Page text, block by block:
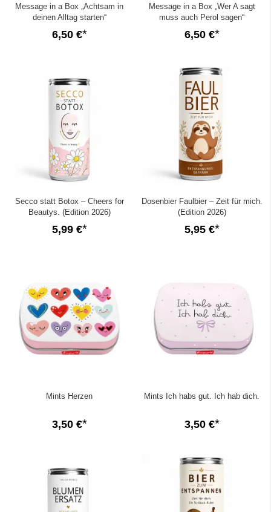
Message in a Box „Achtsam in
deinen Alltag starten“
6,50 €
Message in a Box „Wer A sagt
muss auch Perol sagen“
6,50 €
Secco statt Botox – Cheers for
Beautys. (Edition 2026)
5,99 €
Dosenbier Faulbier – Zeit für mich.
(Edition 2026)
5,95 €
Mints Herzen
3,50 €
Mints Ich habs gut. Ich hab dich.
3,50 €